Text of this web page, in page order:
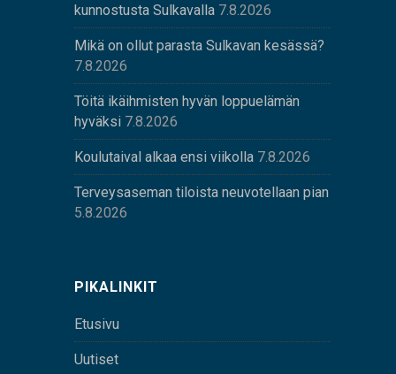
kunnostusta Sulkavalla 7.8.2026
Mikä on ollut parasta Sulkavan kesässä?
7.8.2026
Töitä ikäihmisten hyvän loppuelämän
hyväksi 7.8.2026
Koulutaival alkaa ensi viikolla 7.8.2026
Terveysaseman tiloista neuvotellaan pian
5.8.2026
PIKALINKIT
Etusivu
Uutiset